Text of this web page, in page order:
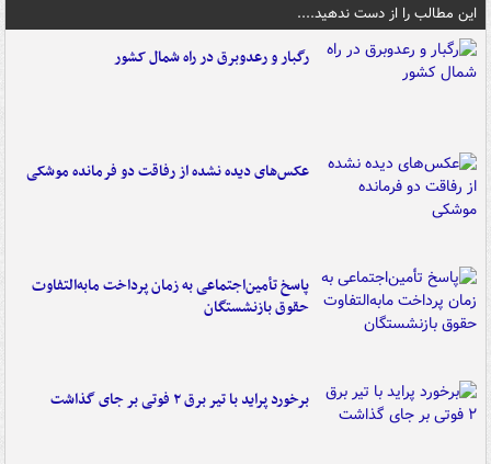
این مطالب را از دست ندهید....
رگبار و رعدوبرق در راه شمال کشور
عکس‌های دیده نشده از رفاقت دو فرمانده‌ موشکی
پاسخ تأمین‌اجتماعی به زمان پرداخت مابه‌التفاوت
حقوق بازنشستگان
برخورد پراید با تیر برق ۲ فوتی بر جای گذاشت